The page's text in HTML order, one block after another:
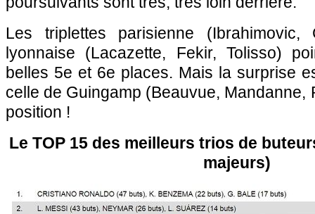
Les triplettes parisienne
lyonnaise (Lacazette, Fekir, Tolisso)
belles 5e et 6e places. Mais la surprise
celle de Guingamp (Beauvue, Mandanne,
position !
Le TOP 15 des meilleurs trios de
majeurs)